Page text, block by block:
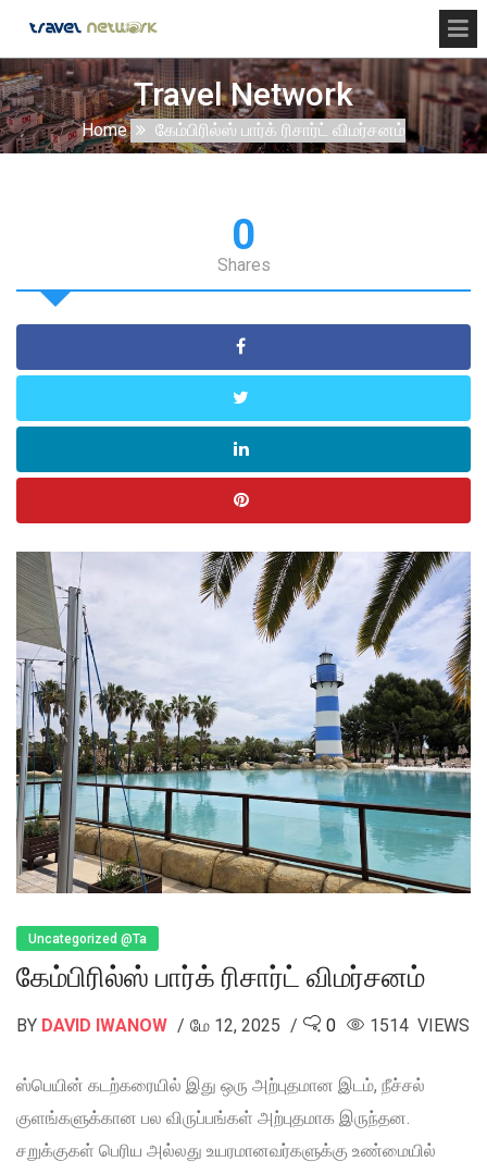
Travel Network
Home கேம்பிரில்ஸ் பார்க் ரிசார்ட் விமர்சனம்
0
Shares
Uncategorized @ta
கேம்பிரில்ஸ் பார்க் ரிசார்ட் விமர்சனம்
BY DAVID IWANOW மே 12, 2025 0 1514 VIEWS
ஸ்பெயின் கடற்கரையில் இது ஒரு அற்புதமான இடம், நீச்சல்
குளங்களுக்கான பல விருப்பங்கள் அற்புதமாக இருந்தன.
சறுக்குகள் பெரிய அல்லது உயரமானவர்களுக்கு உண்மையில்